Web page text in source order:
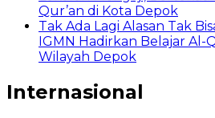
Qur’an di Kota Depok
Tak Ada Lagi Alasan Tak
IGMN Hadirkan Belajar Al-
Wilayah Depok
Internasional